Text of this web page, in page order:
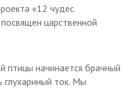
«12 чудес
царственной
птицы начинается брачный
глухариный ток. Мы